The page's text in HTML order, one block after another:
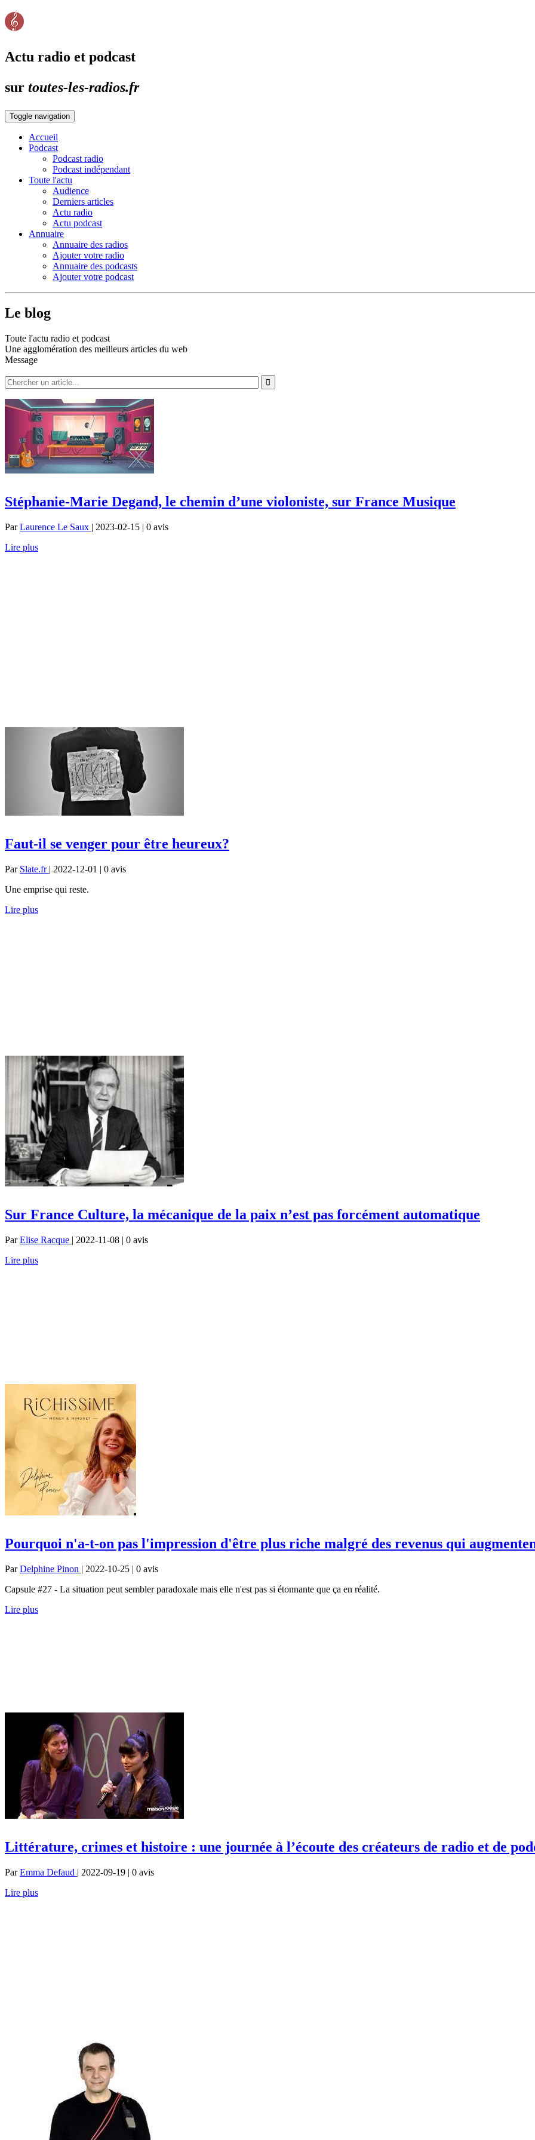
Actu radio et podcast
sur toutes-les-radios.fr
Toggle navigation
Accueil
Podcast
Podcast radio
Podcast indépendant
Toute l'actu
Audience
Derniers articles
Actu radio
Actu podcast
Annuaire
Annuaire des radios
Ajouter votre radio
Annuaire des podcasts
Ajouter votre podcast
Le blog
Toute l'actu radio et podcast
Une agglomération des meilleurs articles du web
Message
Stéphanie-Marie Degand, le chemin d’une violoniste, sur France Musique
ParLaurence Le Saux | 2023-02-15 | 0 avis
Lire plus
Faut-il se venger pour être heureux?
Par Slate.fr | 2022-12-01 | 0 avis
Une emprise qui reste.
Lire plus
Sur France Culture, la mécanique de la paix n’est pas forcément automatique
ParElise Racque | 2022-11-08 | 0 avis
Lire plus
Pourquoi n'a-t-on pas l'impression d'être plus riche malgré des revenus qui
ParDelphine Pinon | 2022-10-25 | 0 avis
Capsule #27 - La situation peut sembler paradoxale mais elle n'est pas si étonnante que ça en réalité.
Lire plus
Littérature, crimes et histoire : une journée à l’écoute des créateurs de radio et de
ParEmma Defaud | 2022-09-19 | 0 avis
Lire plus